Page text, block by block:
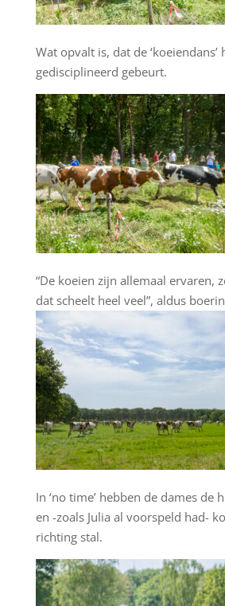
Wat opvalt is, dat de ‘koeiendans’
gedisciplineerd gebeurt.
“De koeien zijn allemaal ervaren,
dat scheelt heel veel”, aldus
In ‘no time’ hebben de dames de
en -zoals Julia al voorspeld had-
richting stal.